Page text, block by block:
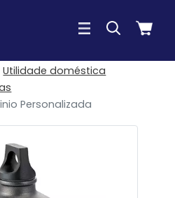
Utilidade doméstica
Personalizada